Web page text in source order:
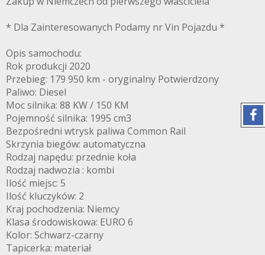
* Dla Zainteresowanych Podamy nr Vin Pojazdu *
Opis samochodu:
Rok produkcji 2020
Przebieg: 179 950 km - oryginalny Potwierdzony
Paliwo: Diesel
Moc silnika: 88 KW / 150 KM
Pojemność silnika: 1995 cm3
Bezpośredni wtrysk paliwa Common Rail
Skrzynia biegów: automatyczna
Rodzaj napędu: przednie koła
Rodzaj nadwozia : kombi
Ilość miejsc: 5
Ilość kluczyków: 2
Kraj pochodzenia: Niemcy
Klasa środowiskowa: EURO 6
Kolor: Schwarz-czarny
Tapicerka: materiał